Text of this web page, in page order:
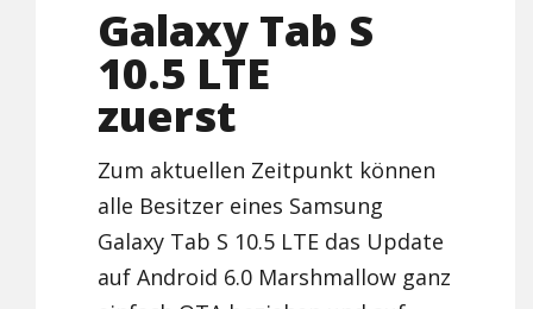
Galaxy Tab S
10.5 LTE
zuerst
Zum aktuellen Zeitpunkt können
alle Besitzer eines Samsung
Galaxy Tab S 10.5 LTE das Update
auf Android 6.0 Marshmallow ganz